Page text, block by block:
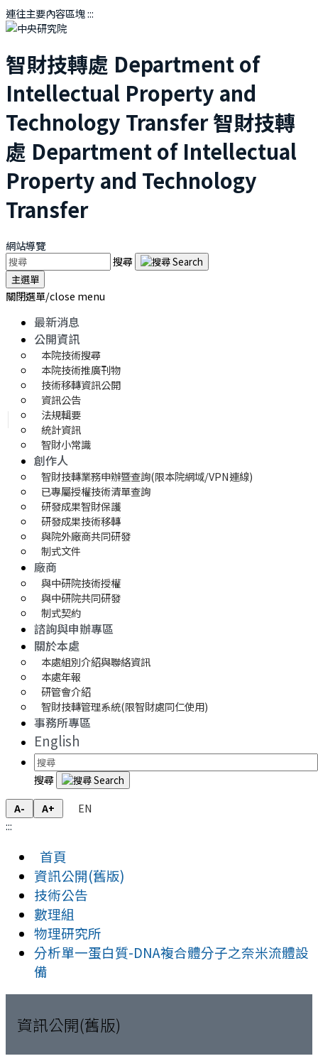
連往主要內容區塊:::
智財技轉處 Department of
Intellectual Property and
Technology Transfer智財技轉
處 Department of Intellectual
Property and Technology
Transfer
網站導覽
搜尋
主選單
關閉選單/close menu
最新消息
公開資訊
本院技術搜尋
本院技術推廣刊物
技術移轉資訊公開
資訊公告
法規輯要
統計資訊
智財小常識
創作人
智財技轉業務申辦暨查詢(限本院網域/VPN連線)
已專屬授權技術清單查詢
研發成果智財保護
研發成果技術移轉
與院外廠商共同研發
制式文件
廠商
與中研院技術授權
與中研院共同研發
制式契約
諮詢與申辦專區
關於本處
本處組別介紹與聯絡資訊
本處年報
研管會介紹
智財技轉管理系統(限智財處同仁使用)
事務所專區
English
搜尋
A- A+
EN
:::
首頁
資訊公開(舊版)
技術公告
數理組
物理研究所
分析單一蛋白質-DNA複合體分子之奈米流體設
備
資訊公開(舊版)